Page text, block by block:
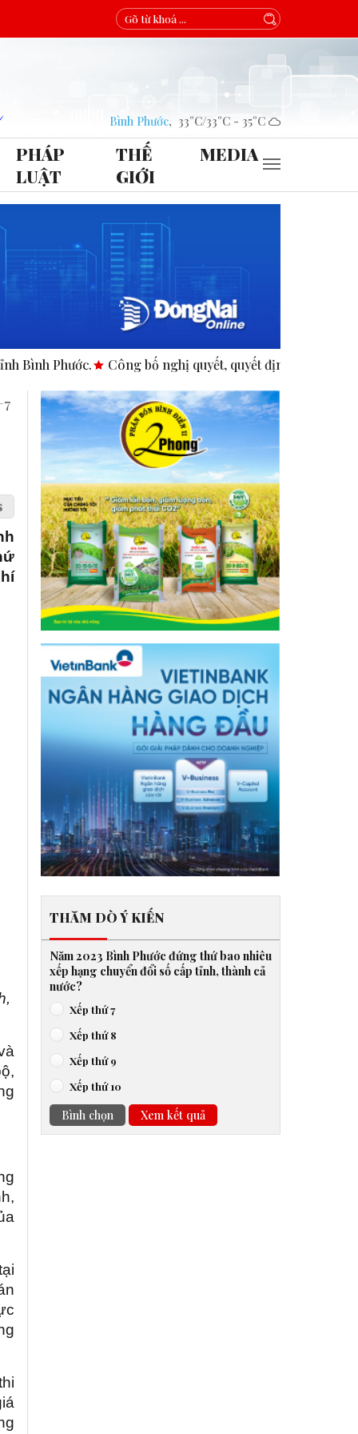
Bình Phước, 33°C/33°C - 35°C
PHÁP
LUẬT
THẾ
GIỚI
MEDIA
Công bố nghị quyết, quyết định tại các xã, phường.
THĂM DÒ Ý KIẾN
Năm 2023 Bình Phước đứng thứ bao nhiêu
xếp hạng chuyển đổi số cấp tỉnh, thành cả
nước?
Xếp thứ 7
Xếp thứ 8
Xếp thứ 9
Xếp thứ 10
Bình chọn Xem kết quả